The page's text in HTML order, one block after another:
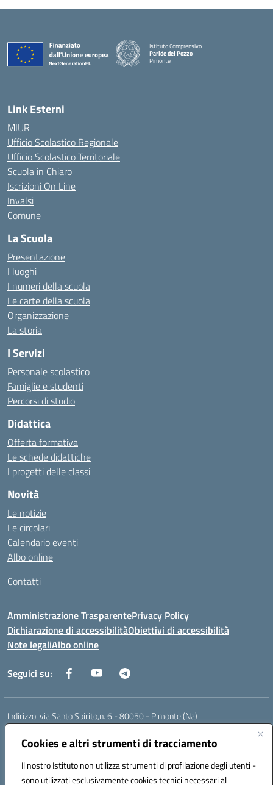
Cookies e altri strumenti di tracciamento
Il nostro Istituto non utilizza strumenti di profilazione degli utenti -
sono utilizzati esclusivamente cookies tecnici necessari al
Istituto Comprensivo
Paride del Pozzo
Pimonte
Link Esterni
MIUR
Ufficio Scolastico Regionale
Ufficio Scolastico Territoriale
Scuola in Chiaro
Iscrizioni On Line
Invalsi
Comune
La Scuola
Presentazione
I luoghi
I numeri della scuola
Le carte della scuola
Organizzazione
La storia
I Servizi
Personale scolastico
Famiglie e studenti
Percorsi di studio
Didattica
Offerta formativa
Le schede didattiche
I progetti delle classi
Novità
Le notizie
Le circolari
Calendario eventi
Albo online
Contatti
Amministrazione TrasparentePrivacy Policy
Dichiarazione di accessibilitàObiettivi di accessibilità
Note legaliAlbo online
Seguici su:
Indirizzo:via Santo Spirito,n. 6 - 80050 - Pimonte (Na)
Centralino:
Posta elettronica certificata (PEC):naic86400x@pec.istruzione.it
Codice fiscale: 82008870634
Codice meccanografico:NAIC86400X